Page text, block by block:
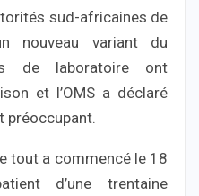
sud-africaines de
nouveau variant du
de laboratoire ont
et l’OMS a déclaré
préoccupant.
tout a commencé le 18
d’une trentaine